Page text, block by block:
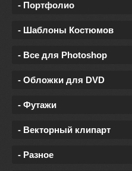
- Портфолио
- Шаблоны Костюмов
- Все для Photoshop
- Обложки для DVD
- Футажи
- Векторный клипарт
- Разное